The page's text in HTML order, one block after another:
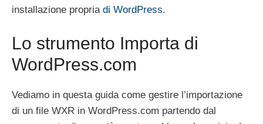
installazione propria di WordPress.
Lo strumento Importa di
WordPress.com
Vediamo in questa guida come gestire l’importazione
di un file WXR in WordPress.com partendo dal